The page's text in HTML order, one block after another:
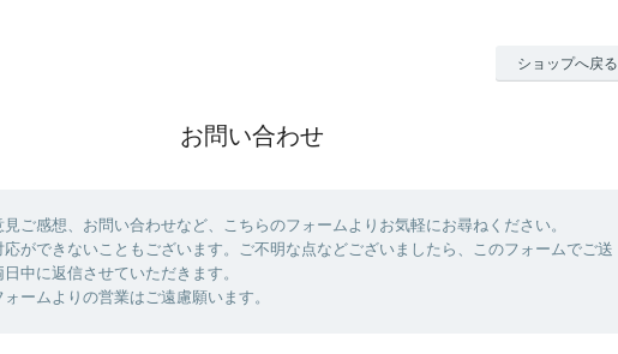
ショップへ戻る
お問い合わせ
ご感想、お問い合わせなど、こちらのフォームよりお気軽にお尋ねください。
ができないこともございます。ご不明な点などございましたら、このフォームでご送
中に返信させていただきます。
ームよりの営業はご遠慮願います。